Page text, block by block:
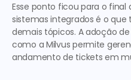
Esse ponto ficou para o final
sistemas integrados é o que
demais tópicos. A adoção
como a Milvus permite
andamento de tickets em